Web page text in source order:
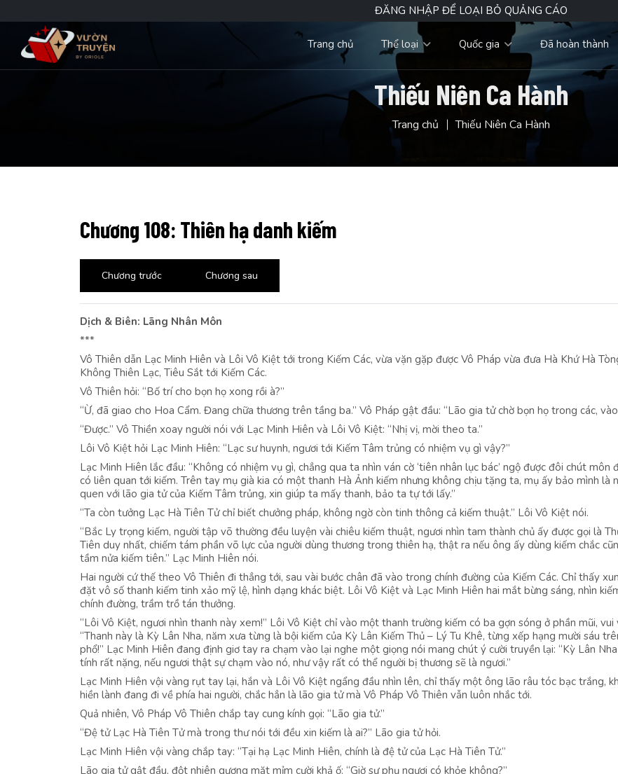
ĐĂNG NHẬP ĐỂ LOẠI BỎ QUẢNG CÁO
Trang chủ Thể loại Quốc gia Đã hoàn thành
Thiếu Niên Ca Hành
Trang chủ Thiếu Niên Ca Hành
Chương 108: Thiên hạ danh kiếm
Chương trước Chương sau
Dịch & Biên: Lãng Nhân Môn
***
Vô Thiên dẫn Lạc Minh Hiên và Lôi Vô Kiệt tới trong Kiếm Các, vừa vặn gặp được Vô Pháp vừa đưa Hà Khứ Hà
Không Thiên Lạc, Tiêu Sắt tới Kiếm Các.
Vô Thiên hỏi: “Bố trí cho bọn họ xong rồi à?”
“Ừ, đã giao cho Hoa Cẩm. Đang chữa thương trên tầng ba.” Vô Pháp gật đầu: “Lão gia tử chờ bọn họ trong các,
“Được.” Vô Thiền xoay người nói với Lạc Minh Hiên và Lôi Vô Kiệt: “Nhị vị, mời theo ta.”
Lôi Vô Kiệt hỏi Lạc Minh Hiên: “Lạc sư huynh, ngươi tới Kiếm Tâm trủng có nhiệm vụ gì vậy?”
Lạc Minh Hiên lắc đầu: “Không có nhiệm vụ gì, chẳng qua ta nhìn ván cờ ‘tiên nhân lục bác’ ngộ được đôi chút môn
có liên quan tới kiếm. Trên tay mụ già kia có một thanh Hà Ảnh kiếm nhưng không chịu tặng ta, mụ ấy bảo mình là
quen với lão gia tử của Kiếm Tâm trủng, xin giúp ta mấy thanh, bảo ta tự tới lấy.”
“Ta còn tưởng Lạc Hà Tiên Tử chỉ biết chưởng pháp, không ngờ còn tinh thông cả kiếm thuật.” Lôi Vô Kiệt nói.
“Bắc Ly trọng kiếm, người tập võ thường đều luyện vài chiêu kiếm thuật, ngươi nhìn tam thành chủ ấy được gọi là
Tiên duy nhất, chiếm tám phần võ lực của người dùng thương trong thiên hạ, thật ra nếu ông ấy dùng kiếm chắc
tầm nửa kiếm tiên.” Lạc Minh Hiên nói.
Hai người cứ thế theo Vô Thiên đi thẳng tới, sau vài bước chân đã vào trong chính đường của Kiếm Các. Chỉ thấy
đặt vô số thanh kiếm tinh xảo mỹ lệ, hình dạng khác biệt. Lôi Vô Kiệt và Lạc Minh Hiên hai mắt bừng sáng, nhìn
chính đường, trầm trồ tán thưởng.
“Lôi Vô Kiệt, ngươi nhìn thanh này xem!” Lôi Vô Kiệt chỉ vào một thanh trường kiếm có ba gợn sóng ở phần mũi, vui
“Thanh này là Kỳ Lân Nha, năm xưa từng là bội kiếm của Kỳ Lân Kiếm Thủ – Lý Tu Khê, từng xếp hạng mười sáu
phổ!” Lạc Minh Hiên đang định giơ tay ra chạm vào lại nghe một giọng nói mang chút ý cười truyền lại: “Kỳ Lân
tính rất nặng, nếu ngươi thật sự chạm vào nó, như vậy rất có thể người bị thương sẽ là ngươi.”
Lạc Minh Hiên vội vàng rụt tay lại, hắn và Lôi Vô Kiệt ngẩng đầu nhìn lên, chỉ thấy một ông lão râu tóc bạc trắng,
hiền lành đang đi về phía hai người, chắc hẳn là lão gia tử mà Vô Pháp Vô Thiên vẫn luôn nhắc tới.
Quả nhiên, Vô Pháp Vô Thiên chắp tay cung kính gọi: “Lão gia tử.”
“Đệ tử Lạc Hà Tiên Tử mà trong thư nói tới đều xin kiếm là ai?” Lão gia tử hỏi.
Lạc Minh Hiên vội vàng chắp tay: “Tại hạ Lạc Minh Hiên, chính là đệ tử của Lạc Hà Tiên Tử.”
Lão gia tử gật đầu, đột nhiên gương mặt mỉm cười khả ố: “Giờ sư phụ ngươi có khỏe không?”